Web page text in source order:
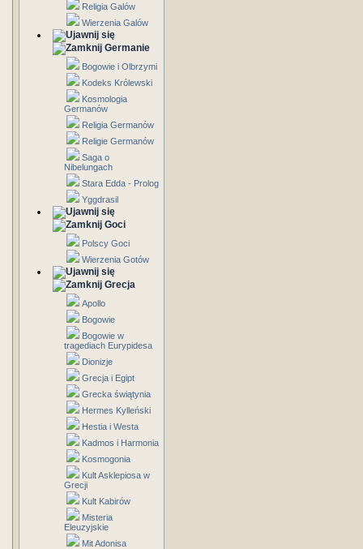
Religia Galów
Wierzenia Galów
Germanie
Bogowie i Olbrzymi
Kodeks Królewski
Kosmologia
Germanów
Religia Germanów
Religie Germanów
Saga o
Nibelungach
Stara Edda - Prolog
Yggdrasil
Goci
Polscy Goci
Wierzenia Gotów
Grecja
Apollo
Bogowie
Bogowie w
tragediach Eurypidesa
Dionizje
Grecja i Egipt
Grecka świątynia
Hermes Kylleński
Hestia i Westa
Kadmos i Harmonia
Kosmogonia
Kult Asklepiosa w
Grecji
Kult Kabirów
Misteria
Eleuzyjskie
Mit Adonisa